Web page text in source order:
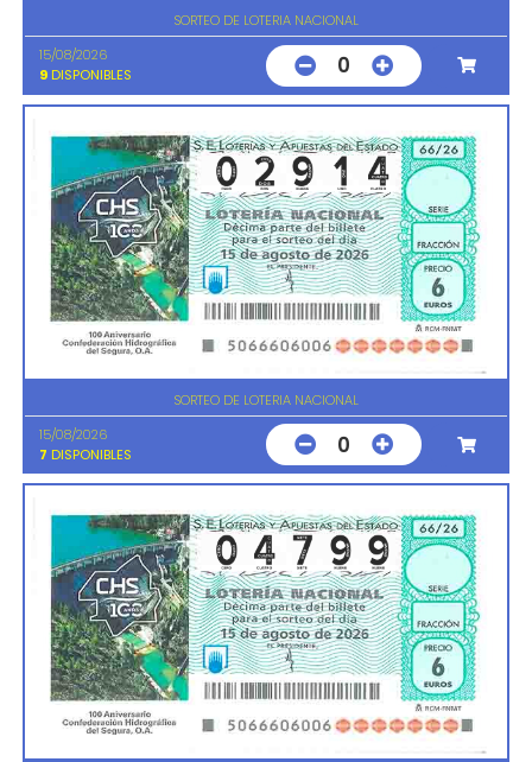
SORTEO DE LOTERIA NACIONAL
15/08/2026
9 DISPONIBLES 0
SORTEO DE LOTERIA NACIONAL
15/08/2026
7 DISPONIBLES 0